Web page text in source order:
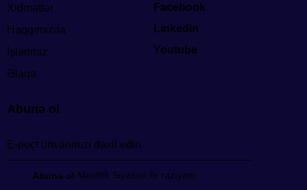
Xidmətlər
Haqqımızda
İşlərimiz
Əlaqə
Facebook
Linkedin
Youtube
Abunə ol
Abunə ol Məxfilik Siyasəti ilə razıyam.